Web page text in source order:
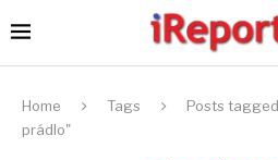
Home Tags
Posts
prádlo"